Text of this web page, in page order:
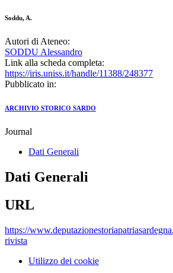
Soddu, A.
Autori di Ateneo:
SODDU Alessandro
Link alla scheda completa:
https://iris.uniss.it/handle/11388/248377
Pubblicato in:
ARCHIVIO STORICO SARDO
Journal
Dati Generali
Dati Generali
URL
https://
rivista
Utilizzo dei cookie